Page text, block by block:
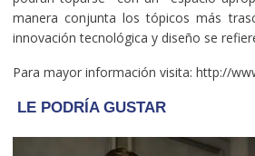
manera conjunta los tópicos más
innovación tecnológica y diseño se
Para mayor información visita: http://